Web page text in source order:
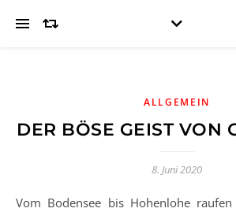
ALLGEMEIN
DER BÖSE GEIST VON
8. Juni 2020
Vom Bodensee bis Hohenlohe raufen sich die VfB-Fans